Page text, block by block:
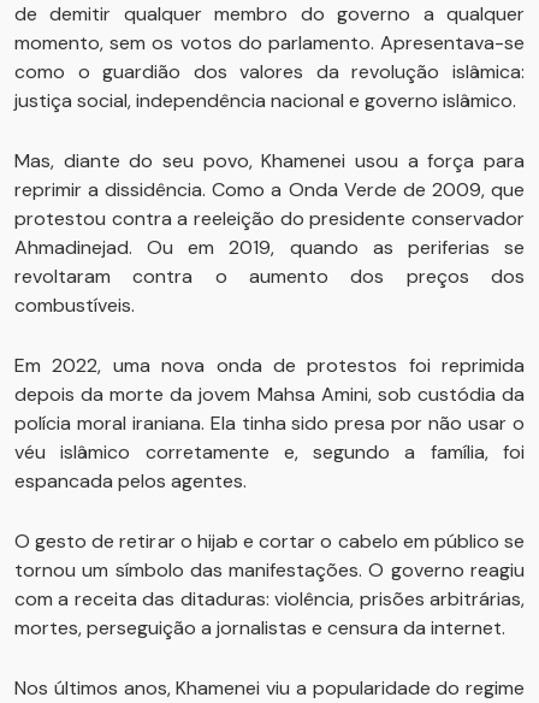
de demitir qualquer membro do governo a qualquer
momento, sem os votos do parlamento. Apresentava-se
como o guardião dos valores da revolução islâmica:
justiça social, independência nacional e governo islâmico.
Mas, diante do seu povo, Khamenei usou a força para
reprimir a dissidência. Como a Onda Verde de 2009, que
protestou contra a reeleição do presidente conservador
Ahmadinejad. Ou em 2019, quando as periferias se
revoltaram contra o aumento dos preços dos
combustíveis.
Em 2022, uma nova onda de protestos foi reprimida
depois da morte da jovem Mahsa Amini, sob custódia da
polícia moral iraniana. Ela tinha sido presa por não usar o
véu islâmico corretamente e, segundo a família, foi
espancada pelos agentes.
O gesto de retirar o hijab e cortar o cabelo em público se
tornou um símbolo das manifestações. O governo reagiu
com a receita das ditaduras: violência, prisões arbitrárias,
mortes, perseguição a jornalistas e censura da internet.
Nos últimos anos, Khamenei viu a popularidade do regime